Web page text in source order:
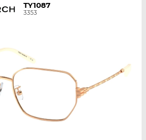
TY1087
3353